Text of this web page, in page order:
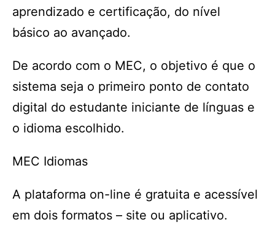
aprendizado e certificação, do nível
básico ao avançado.
De acordo com o MEC, o objetivo é que o
sistema seja o primeiro ponto de contato
digital do estudante iniciante de línguas e
o idioma escolhido.
MEC Idiomas
A plataforma on-line é gratuita e acessível
em dois formatos – site ou aplicativo.